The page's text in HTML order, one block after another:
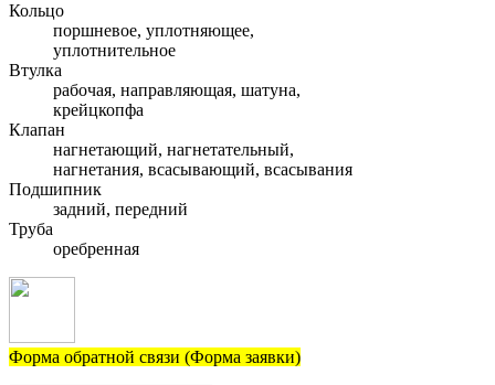
Кольцо
поршневое, уплотняющее,
уплотнительное
Втулка
рабочая, направляющая, шатуна,
крейцкопфа
Клапан
нагнетающий, нагнетательный,
нагнетания, всасывающий, всасывания
Подшипник
задний, передний
Труба
оребренная
Форма обратной связи (Форма заявки)